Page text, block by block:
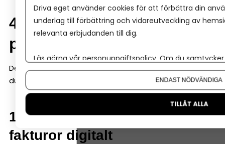
4. Så fungerar bokföring i
praktiken (steg för steg)
Det är här många tror att bokföring blir svårt. Men gör
du det enkelt, så är det enkelt. Här är grunderna:
1. Samla alla kvitton och
fakturor digitalt
Driva eget använder cookies för att förbättra din
underlag till förbättring och vidareutveckling av
relevanta erbjudanden till dig.
Läs gärna vår personuppgiftspolicy. Om du
Om du vill ändra ditt val i efterhand hittar du den
ENDAST NÖDVÄNDIGA
TILLÅT ALLA